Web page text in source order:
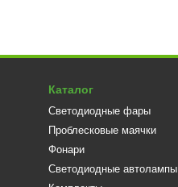
Каталог
Светодиодные фары
Проблесковые маячки
Фонари
Светодиодные автолампы